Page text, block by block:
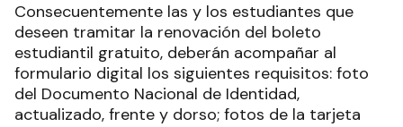
Consecuentemente las y los estudiantes que
deseen tramitar la renovación del boleto
estudiantil gratuito, deberán acompañar al
formulario digital los siguientes requisitos: foto
del Documento Nacional de Identidad,
actualizado, frente y dorso; fotos de la tarjeta